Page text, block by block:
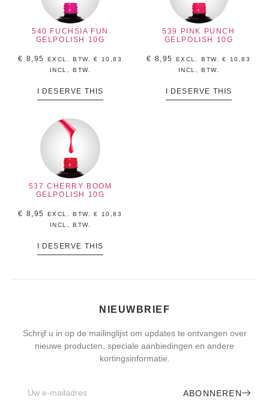
540 FUCHSIA FUN
GELPOLISH 10G
€ 8,95 EXCL. BTW.€
10,83
INCL, BTW.
I DESERVE THIS
539 PINK PUNCH
GELPOLISH 10G
€ 8,95 EXCL. BTW.€
10,83
INCL, BTW.
I DESERVE THIS
537 CHERRY BOOM
GELPOLISH 10G
€ 8,95 EXCL. BTW.€
10,83
INCL, BTW.
I DESERVE THIS
NIEUWBRIEF
Schrijf u in op de mailinglijst om updates te ontvangen over
nieuwe producten, speciale aanbiedingen en andere
kortingsinformatie.
ABONNEREN